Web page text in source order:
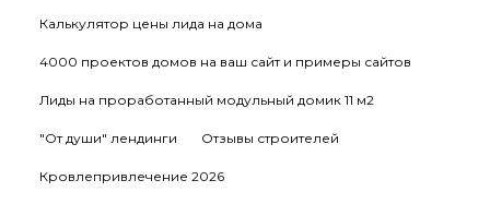
Калькулятор цены лида на дома
4000 проектов домов на ваш сайт и примеры сайтов
Лиды на проработанный модульный домик 11 м2
"От души" лендинги Отзывы строителей
Кровлепривлечение 2026